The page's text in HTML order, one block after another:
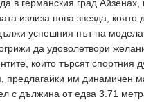
в германския град Айзенах,
излиза нова звезда, която
успешния път на
да удоволетвори
които търсят спортния
предлагайки им динамичен
с дължина от едва 3.71